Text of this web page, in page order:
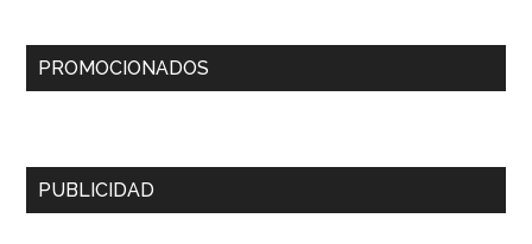
PROMOCIONADOS
PUBLICIDAD